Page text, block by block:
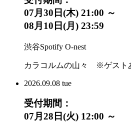
07月30日(木) 21:00 ～
08月10日(月) 23:59
渋谷Spotify O-nest
カラコルムの山々 ※ゲスト
2026.09.08 tue
受付期間：
07月28日(火) 12:00 ～